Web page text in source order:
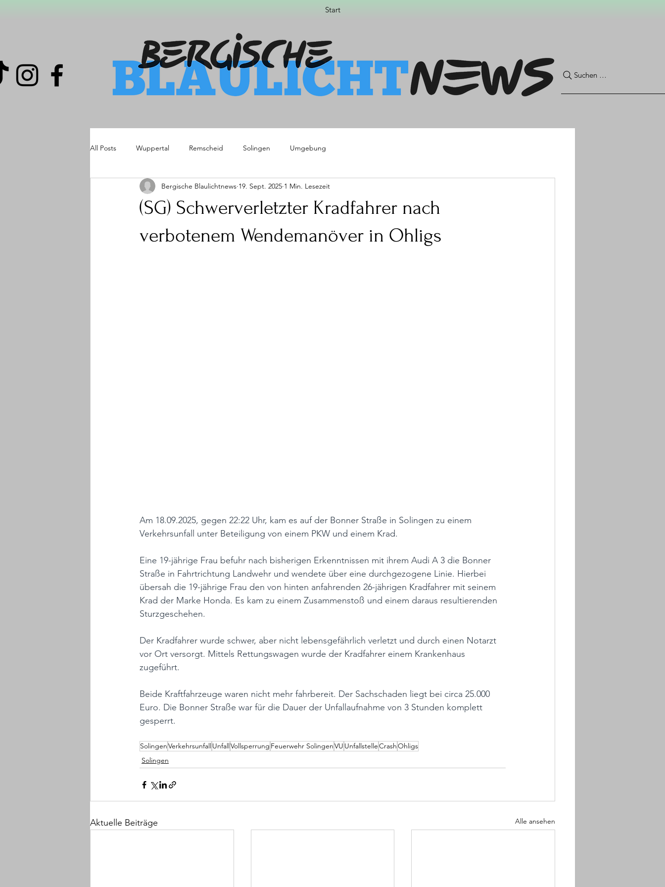
Start
Suchen …
All Posts Wuppertal Remscheid Solingen Umgebung
(SG) Schwerverletzter Kradfahrer nach
verbotenem Wendemanöver in Ohligs
Bergische Blaulichtnews 19. Sept. 2025 1 Min. Lesezeit
Am 18.09.2025, gegen 22:22 Uhr, kam es auf der Bonner Straße in Solingen zu einem
Verkehrsunfall unter Beteiligung von einem PKW und einem Krad.
Eine 19-jährige Frau befuhr nach bisherigen Erkenntnissen mit ihrem Audi A 3 die Bonner
Straße in Fahrtrichtung Landwehr und wendete über eine durchgezogene Linie. Hierbei
übersah die 19-jährige Frau den von hinten anfahrenden 26-jährigen Kradfahrer mit seinem
Krad der Marke Honda. Es kam zu einem Zusammenstoß und einem daraus resultierenden
Sturzgeschehen.
Der Kradfahrer wurde schwer, aber nicht lebensgefährlich verletzt und durch einen Notarzt
vor Ort versorgt. Mittels Rettungswagen wurde der Kradfahrer einem Krankenhaus
zugeführt.
Beide Kraftfahrzeuge waren nicht mehr fahrbereit. Der Sachschaden liegt bei circa 25.000
Euro. Die Bonner Straße war für die Dauer der Unfallaufnahme von 3 Stunden komplett
gesperrt.
SolingenVerkehrsunfall Unfall Vollsperrung Feuerwehr SolingenVU UnfallstelleCrashOhligs
Solingen
Aktuelle Beiträge Alle ansehen